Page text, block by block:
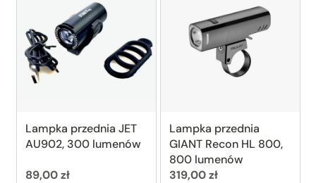
Lampka przednia JET
AU902, 300 lumenów
Cena:
89,00 zł
Lampka przednia
GIANT Recon HL 800,
800 lumenów
Cena:
319,00 zł